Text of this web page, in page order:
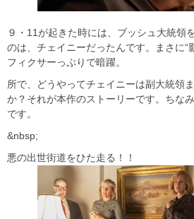
９・11が起きた時には、ブッシュ大統領
のは、チェイニーだったんです。まさに“
フィクサーっぷりで暗躍。
所で、どうやってチェイニーは副大統領
か？それが本作のストーリーです。ちな
です。
&nbsp;
悪の出世街道をひた走る！！